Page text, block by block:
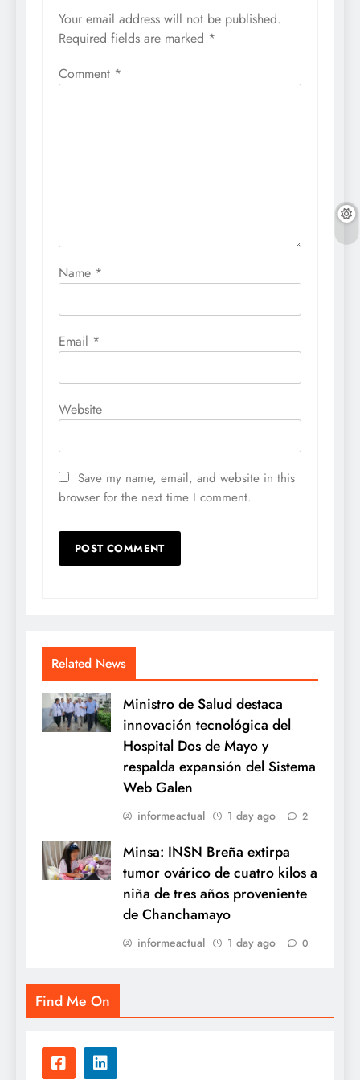
Your email address will not be published.
Required fields are marked *
Comment *
Name *
Email *
Website
Save my name, email, and website in this
browser for the next time I comment.
Related News
Ministro de Salud destaca
innovación tecnológica del
Hospital Dos de Mayo y
respalda expansión del Sistema
Web Galen
informeactual 1 day ago 2
Minsa: INSN Breña extirpa
tumor ovárico de cuatro kilos a
niña de tres años proveniente
de Chanchamayo
informeactual 1 day ago 0
Find Me On